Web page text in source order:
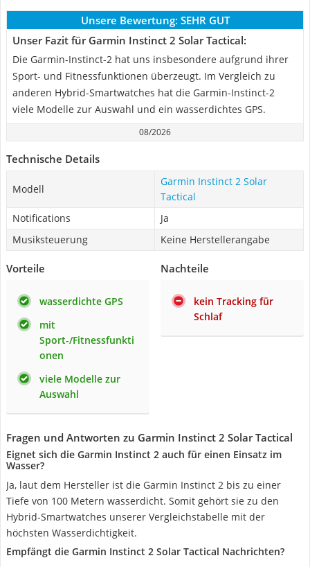
Unsere Bewertung: SEHR GUT
Unser Fazit für Garmin Instinct 2 Solar Tactical:
Die Garmin-Instinct-2 hat uns insbesondere aufgrund ihrer
Sport- und Fitnessfunktionen überzeugt. Im Vergleich zu
anderen Hybrid-Smartwatches hat die Garmin-Instinct-2
viele Modelle zur Auswahl und ein wasserdichtes GPS.
08/2026
Technische Details
Modell
Garmin Instinct 2 Solar
Tactical
Notifications
Ja
Musiksteuerung
Keine Herstellerangabe
Vorteile
wasserdichte GPS
mit
Sport-/Fitnessfunkti
onen
viele Modelle zur
Auswahl
Nachteile
kein Tracking für
Schlaf
Fragen und Antworten zu Garmin Instinct 2 Solar Tactical
Eignet sich die Garmin Instinct 2 auch für einen Einsatz im
Wasser?
Ja, laut dem Hersteller ist die Garmin Instinct 2 bis zu einer
Tiefe von 100 Metern wasserdicht. Somit gehört sie zu den
Hybrid-Smartwatches unserer Vergleichstabelle mit der
höchsten Wasserdichtigkeit.
Empfängt die Garmin Instinct 2 Solar Tactical Nachrichten?